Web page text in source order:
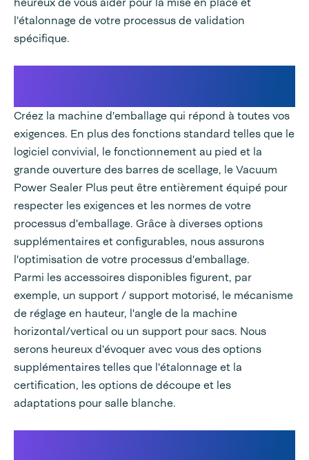
l'étalonnage de votre processus de validation
spécifique.
Créez la machine d'emballage qui répond à toutes vos
exigences. En plus des fonctions standard telles que le
logiciel convivial, le fonctionnement au pied et la
grande ouverture des barres de scellage, le Vacuum
Power Sealer Plus peut être entièrement équipé pour
respecter les exigences et les normes de votre
processus d'emballage. Grâce à diverses options
supplémentaires et configurables, nous assurons
l'optimisation de votre processus d'emballage.
Parmi les accessoires disponibles figurent, par
exemple, un support / support motorisé, le mécanisme
de réglage en hauteur, l'angle de la machine
horizontal/vertical ou un support pour sacs. Nous
serons heureux d'évoquer avec vous des options
supplémentaires telles que l'étalonnage et la
certification, les options de découpe et les
adaptations pour salle blanche.